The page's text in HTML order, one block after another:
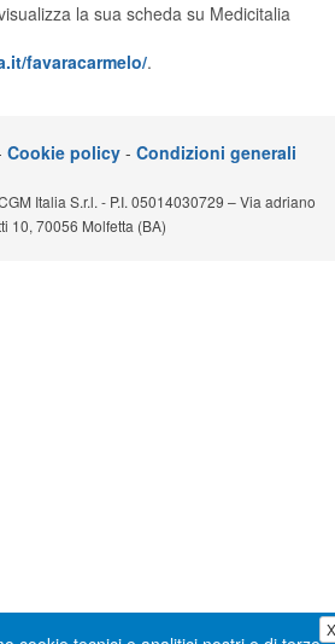
la sua scheda su Medicitalia
favaracarmelo/.
X
Cookie policy - Condizioni generali
Italia S.r.l. - P.I. 05014030729 – Via adriano
10, 70056 Molfetta (BA)